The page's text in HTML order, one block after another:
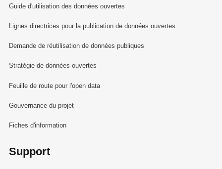
Guide d'utilisation des données ouvertes
Lignes directrices pour la publication de données ouvertes
Demande de réutilisation de données publiques
Stratégie de données ouvertes
Feuille de route pour l'open data
Gouvernance du projet
Fiches d'information
Support